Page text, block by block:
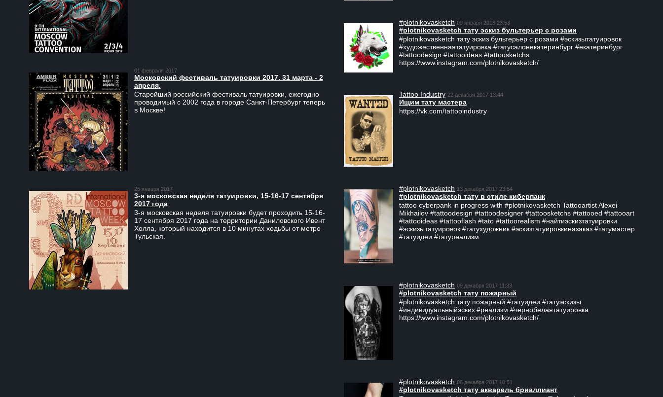
01 февраля 2017
Московский фестиваль татуировки 2017. 31 марта - 2
апреля.
Старейший российский фестиваль татуировки, ежегодно
проводимый с 2002 года в городе Санкт-Петербург теперь
в Москве!
25 января 2017
3-я московская неделя татуировки, 15-16-17 сентября
2017 года
3-я московская неделя татуировки будет проходить 15-16-
17 сентября 2017 года на территории Даниловского Ивент
Холла, который находится в 10 минутах ходьбы от метро
Тульская.
#plotnikovasketch 09 января 2018 23:53
#plotnikovasketch тату эскиз бультерьер с розами
#plotnikovasketch тату эскиз бультерьер с розами #эскизытатуировок
#художественнаятатуировка #татусалонекатеринбург #екатеринбург
#tattoodesign #tattooideas #tattoosketchs
https://www.instagram.com/plotnikovasketch/
Tattoo Industry 22 декабря 2017 13:44
Ищим тату мастера
https://vk.com/tattooindustry
#plotnikovasketch 13 декабря 2017 23:54
#plotnikovasketch тату в стиле киберпанк
tattoo cyberpank in progress with #plotnikovasketch Tattooartist Alexei
Mikhailov #tattoodesign #tattoodesigner #tattoosketchs #tattooed #tattooart
#tattooideas #tattooflash #tato #tattoorealism #найтиэскизтатуировки
#эскизытатуировок #татухудожник #эскизтатуировкиназаказ #татумастер
#татуидеи #татуреализм
#plotnikovasketch 09 декабря 2017 11:33
#plotnikovasketch тату пожарный
#plotnikovasketch тату пожарный #татуидеи #татуэскизы
#индивидуальныйэскиз #реализм #чернобелаятатуировка
https://www.instagram.com/plotnikovasketch/
#plotnikovasketch 06 декабря 2017 10:51
#plotnikovasketch тату акварель бриаллиант